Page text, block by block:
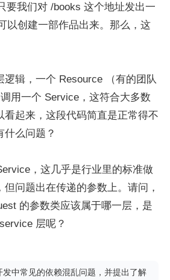
要我们对 /books 这个地址发出一
以创建一部作品出来。那么，这
逻辑，一个 Resource （有的团队
用一个 Service，这符合大多数
看起来，这段代码简直是正常得不
什么问题？
，这几乎是行业里的标准做
问题出在传递的参数上。请问，
的参数类应该属于哪一层，是
层呢？
中常见的依赖混乱问题，并提出了解